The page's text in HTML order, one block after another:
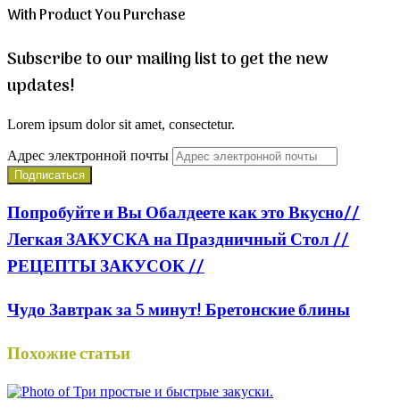
With Product You Purchase
Subscribe to our mailing list to get the new
updates!
Lorem ipsum dolor sit amet, consectetur.
Адрес электронной почты
Попробуйте и Вы Обалдеете как это Вкусно//
Легкая ЗАКУСКА на Праздничный Стол //
РЕЦЕПТЫ ЗАКУСОК //
Чудо Завтрак за 5 минут! Бретонские блины
Похожие статьи